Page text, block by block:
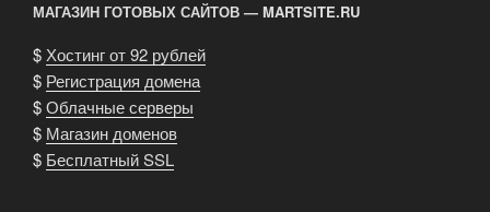
МАГАЗИН ГОТОВЫХ САЙТОВ — MARTSITE.RU
$ Хостинг от 92 рублей
$ Регистрация домена
$Облачные серверы
$ Магазин доменов
$ Бесплатный SSL